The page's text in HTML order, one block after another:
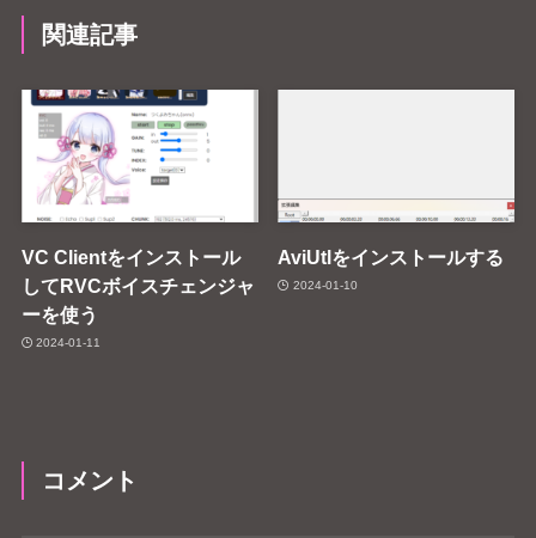
関連記事
VC Clientをインストール
してRVCボイスチェンジャ
ーを使う
2024-01-11
AviUtlをインストールする
2024-01-10
コメント